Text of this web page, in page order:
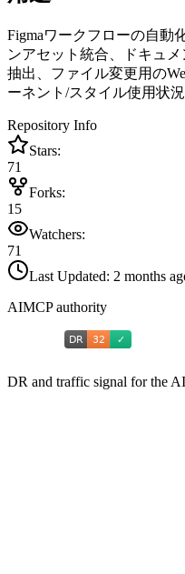
Figmaワークフローの自動
ンアセット統合、ドキュ
抽出、ファイル変更用の
ーネント/スタイル使用状
Repository Info
Stars:
71
Forks:
15
Watchers:
71
Last Updated: 2 months
AIMCP authority
DR and traffic signal for the